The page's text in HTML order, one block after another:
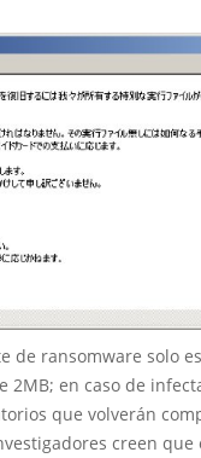
de ransomware solo
2MB; en caso de
que volverán
creen